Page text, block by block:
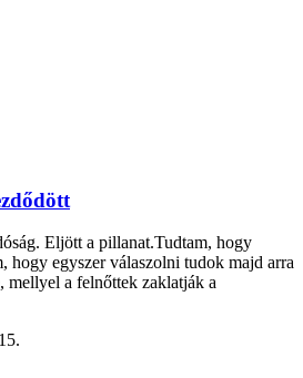
Eljött a pillanat.Tudtam, hogy
hogy egyszer válaszolni tudok majd arra
mellyel a felnőttek zaklatják a